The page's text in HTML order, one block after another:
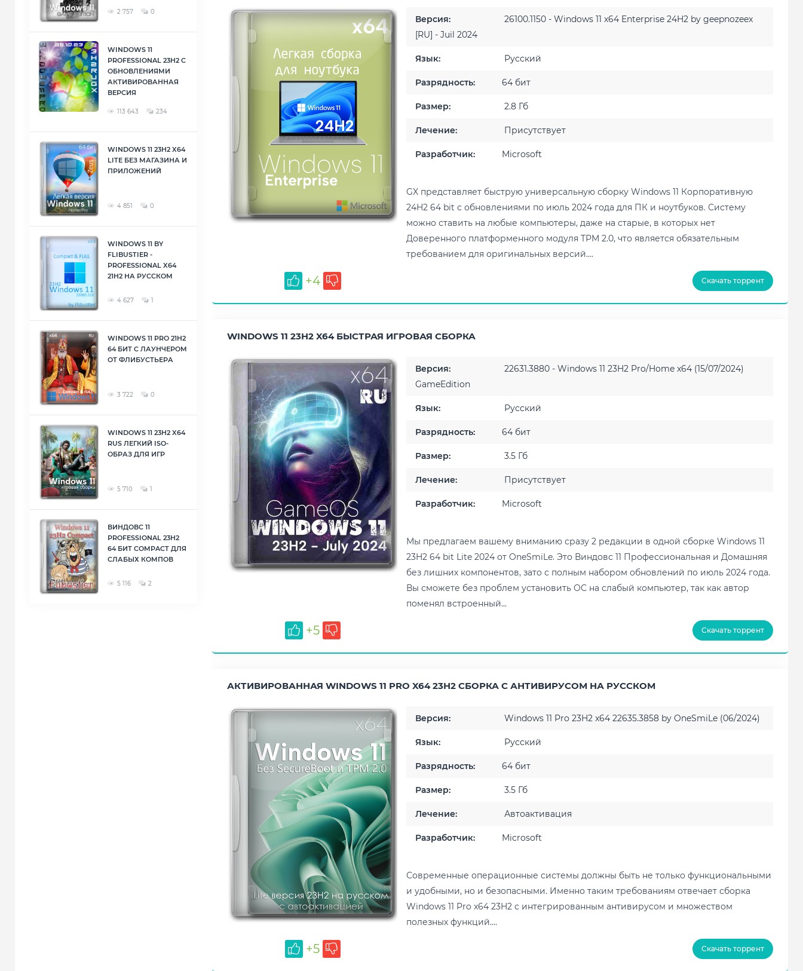
2 757 0
WINDOWS 11
PROFESSIONAL 23H2 С
ОБНОВЛЕНИЯМИ
АКТИВИРОВАННАЯ
ВЕРСИЯ
113 643 234
WINDOWS 11 23H2 X64
LITE БЕЗ МАГАЗИНА И
ПРИЛОЖЕНИЙ
4 851 0
WINDOWS 11 BY
FLIBUSTIER -
PROFESSIONAL X64
21H2 НА РУССКОМ
4 627 1
WINDOWS 11 PRO 21H2
64 БИТ С ЛАУНЧЕРОМ
ОТ ФЛИБУСТЬЕРА
3 722 0
WINDOWS 11 23H2 X64
RUS ЛЕГКИЙ ISO-
ОБРАЗ ДЛЯ ИГР
5 710 1
ВИНДОВС 11
PROFESSIONAL 23H2
64 БИТ COMPACT ДЛЯ
СЛАБЫХ КОМПОВ
5 116 2
Версия:
26100.1150 - Windows 11 x64 Enterprise 24H2 by geepnozeex
[RU] - Juil 2024
Язык: Русский
Разрядность: 64 бит
Размер: 2.8 Гб
Лечение: Присутствует
Разработчик: Microsoft
GX представляет быструю универсальную сборку Windows 11 Корпоративную
24H2 64 bit с обновлениями по июль 2024 года для ПК и ноутбуков. Систему
можно ставить на любые компьютеры, даже на старые, в которых нет
Доверенного платформенного модуля TPM 2.0, что является обязательным
требованием для оригинальных версий....
+4 Скачать торрент
WINDOWS 11 23H2 X64 БЫСТРАЯ ИГРОВАЯ СБОРКА
Версия:
22631.3880 - Windows 11 23H2 Pro/Home x64 (15/07/2024)
GameEdition
Язык: Русский
Разрядность: 64 бит
Размер: 3.5 Гб
Лечение: Присутствует
Разработчик: Microsoft
Мы предлагаем вашему вниманию сразу 2 редакции в одной сборке Windows 11
23H2 64 bit Lite 2024 от OneSmiLe. Это Виндовс 11 Профессиональная и Домашняя
без лишних компонентов, зато с полным набором обновлений по июль 2024 года.
Вы сможете без проблем установить ОС на слабый компьютер, так как автор
поменял встроенный...
+5 Скачать торрент
АКТИВИРОВАННАЯ WINDOWS 11 PRO X64 23H2 СБОРКА С АНТИВИРУСОМ НА РУССКОМ
Версия: Windows 11 Pro 23H2 x64 22635.3858 by OneSmiLe (06/2024)
Язык: Русский
Разрядность: 64 бит
Размер: 3.5 Гб
Лечение: Автоактивация
Разработчик: Microsoft
Современные операционные системы должны быть не только функциональными
и удобными, но и безопасными. Именно таким требованиям отвечает сборка
Windows 11 Pro x64 23H2 с интегрированным антивирусом и множеством
полезных функций....
+5 Скачать торрент